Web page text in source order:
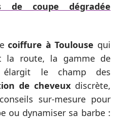
de coupe dégradée
coiffure à Toulouse qui
la route, la gamme de
élargit le champ des
de cheveux discrète,
sur-mesure pour
ou dynamiser sa barbe :